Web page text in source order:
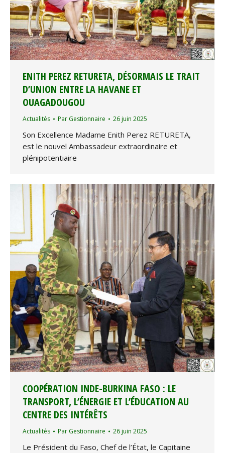
ENITH PEREZ RETURETA, DÉSORMAIS LE TRAIT
D’UNION ENTRE LA HAVANE ET
OUAGADOUGOU
Actualités Par Gestionnaire 26 juin 2025
Son Excellence Madame Enith Perez RETURETA,
est le nouvel Ambassadeur extraordinaire et
plénipotentiaire
COOPÉRATION INDE-BURKINA FASO : LE
TRANSPORT, L’ÉNERGIE ET L’ÉDUCATION AU
CENTRE DES INTÉRÊTS
Actualités Par Gestionnaire 26 juin 2025
Le Président du Faso, Chef de l’État, le Capitaine